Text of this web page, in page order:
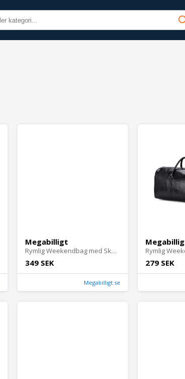
Megabilligt
Rymlig Weekendbag med Skofack för Herr, 35L, Vattentålig PU-läder Gymväska, Ljusbrun
349 SEK
Megabilligt.se
279 SEK